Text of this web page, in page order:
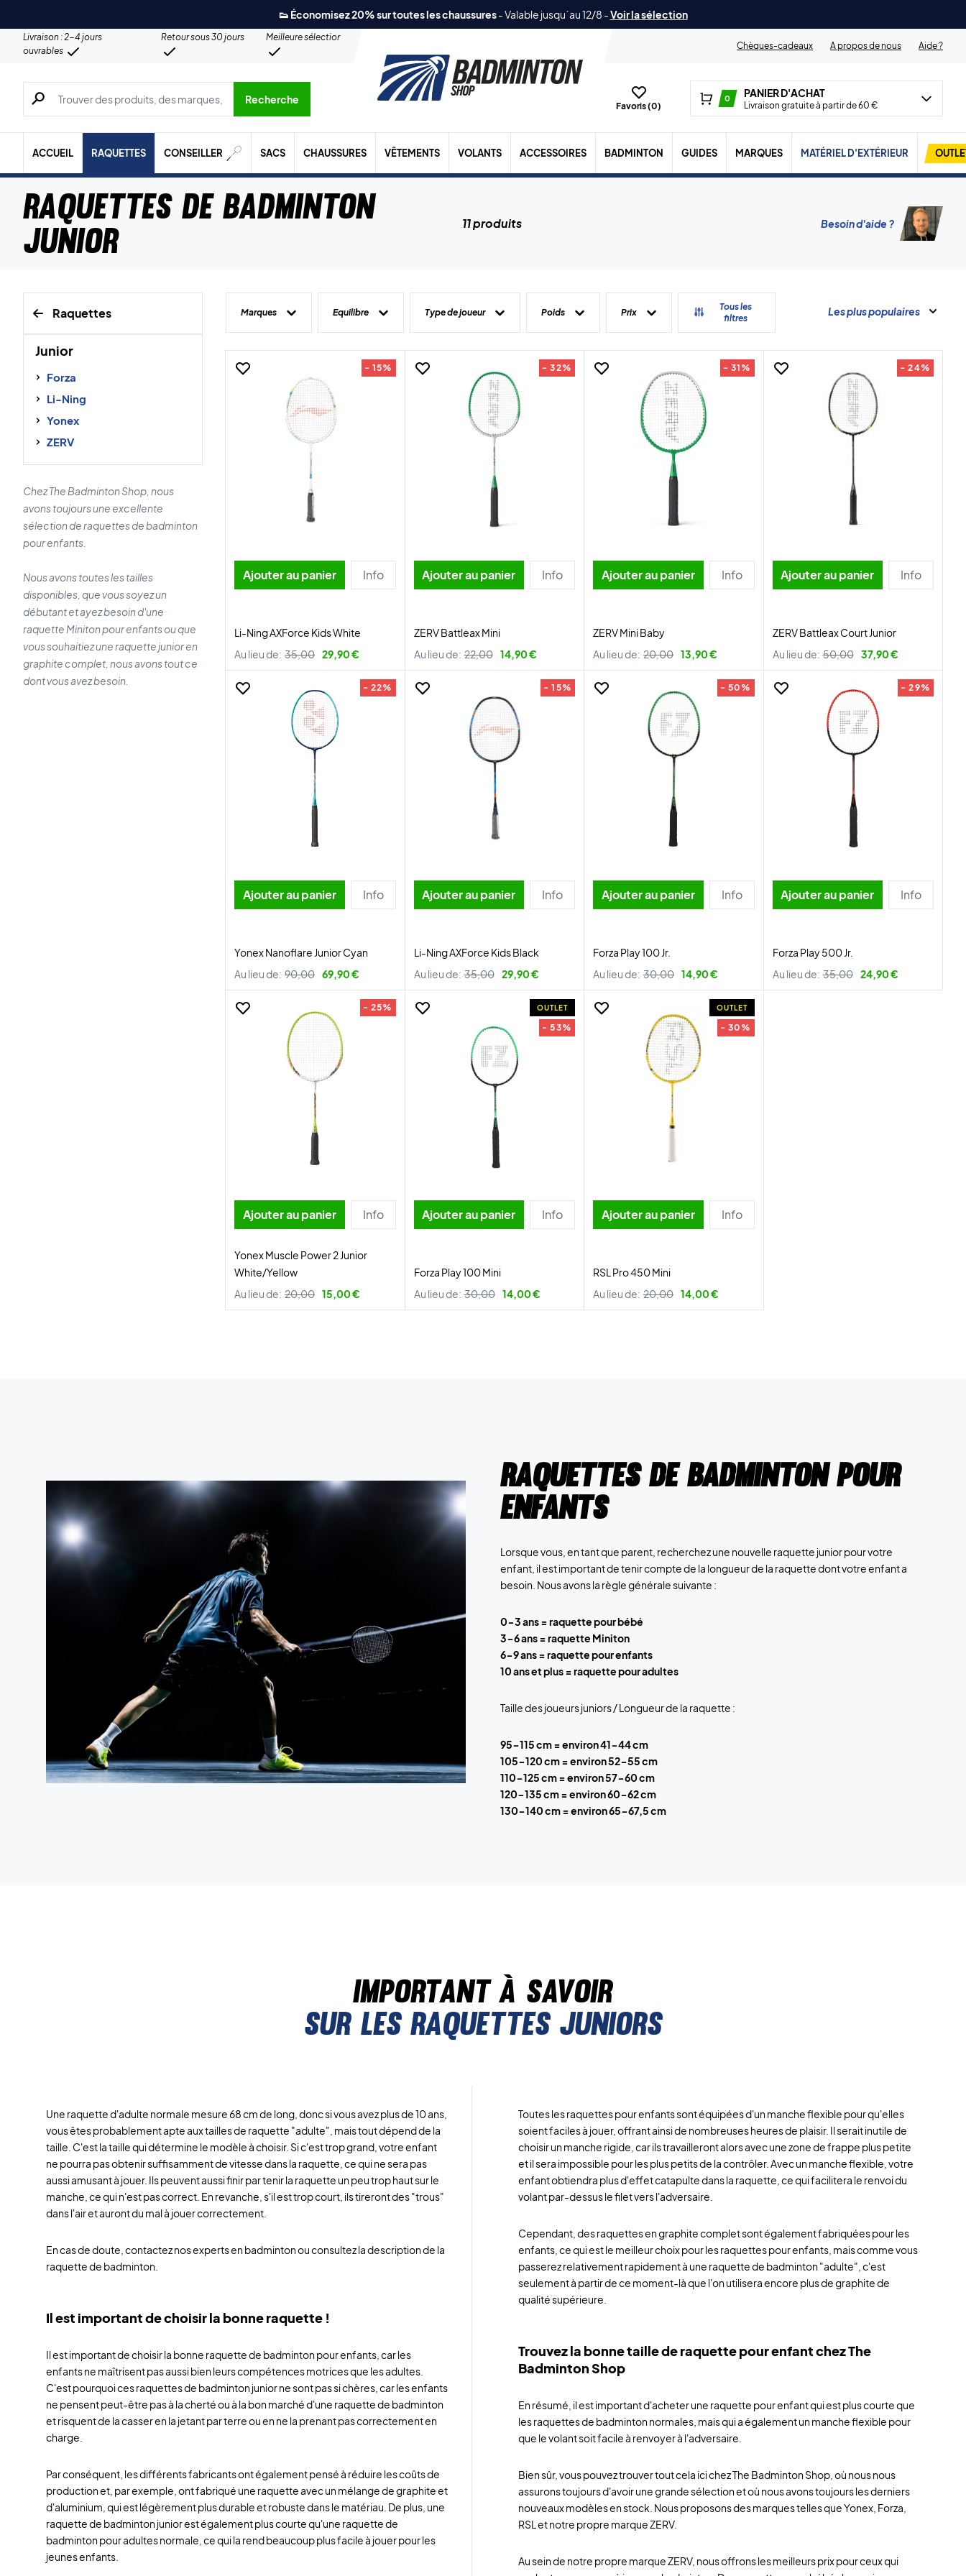
👟 Économisez 20% sur toutes les chaussures-Valable jusqu´au 12/8 -Voir la sélection
Livraison : 2-4 jours
ouvrables
Retour sous 30 jours
Meilleure sélection
Chèques-cadeaux
A propos de nous Aide ?
Recherche de produits, de marques, etc.
Recherche
Favoris (0)
0 PANIER D'ACHAT
Livraison gratuite à partir de 60 €
ACCUEIL RAQUETTES CONSEILLER SACS CHAUSSURES VÊTEMENTS VOLANTS ACCESSOIRES BADMINTON GUIDES MARQUES MATÉRIEL D'EXTÉRIEUR
Raquettes de badminton
junior
11 produits Besoin d'aide ?
Raquettes
Junior
Forza
Li-Ning
Yonex
ZERV
Chez The Badminton Shop, nous
avons toujours une excellente
sélection de raquettes de badminton
pour enfants.
Nous avons toutes les tailles
disponibles, que vous soyez un
débutant et ayez besoin d'une
raquette Miniton pour enfants ou que
vous souhaitiez une raquette junior en
graphite complet, nous avons tout ce
dont vous avez besoin.
Marques Equilibre Type de joueur Poids Prix
Tous les
filtres
Les plus populaires
- 15%
Ajouter au panier Info
Li-Ning AXForce Kids White
Au lieu de: 35,00 29,90 €
- 32%
Ajouter au panier Info
ZERV Battleax Mini
Au lieu de: 22,00 14,90 €
- 31%
Ajouter au panier Info
ZERV Mini Baby
Au lieu de: 20,00 13,90 €
- 24%
Ajouter au panier Info
ZERV Battleax Court Junior
Au lieu de: 50,00 37,90 €
- 22%
Ajouter au panier Info
Yonex Nanoflare Junior Cyan
Au lieu de: 90,00 69,90 €
- 15%
Ajouter au panier Info
Li-Ning AXForce Kids Black
Au lieu de: 35,00 29,90 €
- 50%
Ajouter au panier Info
Forza Play 100 Jr.
Au lieu de: 30,00 14,90 €
- 29%
Ajouter au panier Info
Forza Play 500 Jr.
Au lieu de: 35,00 24,90 €
- 25%
Ajouter au panier Info
Yonex Muscle Power 2 Junior
White/Yellow
Au lieu de: 20,00 15,00 €
OUTLET
- 53%
Ajouter au panier Info
Forza Play 100 Mini
Au lieu de: 30,00 14,00 €
OUTLET
- 30%
Ajouter au panier Info
RSL Pro 450 Mini
Au lieu de: 20,00 14,00 €
Raquettes de badminton pour
enfants
Lorsque vous, en tant que parent, recherchez une nouvelle raquette junior pour votre
enfant, il est important de tenir compte de la longueur de la raquette dont votre enfant a
besoin. Nous avons la règle générale suivante :
0-3 ans = raquette pour bébé
3-6 ans = raquette Miniton
6-9 ans = raquette pour enfants
10 ans et plus = raquette pour adultes
Taille des joueurs juniors / Longueur de la raquette :
95-115 cm = environ 41-44 cm
105-120 cm = environ 52-55 cm
110-125 cm = environ 57-60 cm
120-135 cm = environ 60-62 cm
130-140 cm = environ 65-67,5 cm
Important à savoir
sur les raquettes juniors
Une raquette d'adulte normale mesure 68 cm de long, donc si vous avez plus de 10 ans,
vous êtes probablement apte aux tailles de raquette "adulte", mais tout dépend de la
taille. C'est la taille qui détermine le modèle à choisir. Si c'est trop grand, votre enfant
ne pourra pas obtenir suffisamment de vitesse dans la raquette, ce qui ne sera pas
aussi amusant à jouer. Ils peuvent aussi finir par tenir la raquette un peu trop haut sur le
manche, ce qui n'est pas correct. En revanche, s'il est trop court, ils tireront des "trous"
dans l'air et auront du mal à jouer correctement.
En cas de doute, contactez nos experts en badminton ou consultez la description de la
raquette de badminton.
Il est important de choisir la bonne raquette !
Il est important de choisir la bonne raquette de badminton pour enfants, car les
enfants ne maîtrisent pas aussi bien leurs compétences motrices que les adultes.
C'est pourquoi ces raquettes de badminton junior ne sont pas si chères, car les enfants
ne pensent peut-être pas à la cherté ou à la bon marché d'une raquette de badminton
et risquent de la casser en la jetant par terre ou en ne la prenant pas correctement en
charge.
Par conséquent, les différents fabricants ont également pensé à réduire les coûts de
production et, par exemple, ont fabriqué une raquette avec un mélange de graphite et
d'aluminium, qui est légèrement plus durable et robuste dans le matériau. De plus, une
raquette de badminton junior est également plus courte qu'une raquette de
badminton pour adultes normale, ce qui la rend beaucoup plus facile à jouer pour les
jeunes enfants.
Toutes les raquettes pour enfants sont équipées d'un manche flexible pour qu'elles
soient faciles à jouer, offrant ainsi de nombreuses heures de plaisir. Il serait inutile de
choisir un manche rigide, car ils travailleront alors avec une zone de frappe plus petite
et il sera impossible pour les plus petits de la contrôler. Avec un manche flexible, votre
enfant obtiendra plus d'effet catapulte dans la raquette, ce qui facilitera le renvoi du
volant par-dessus le filet vers l'adversaire.
Cependant, des raquettes en graphite complet sont également fabriquées pour les
enfants, ce qui est le meilleur choix pour les raquettes pour enfants, mais comme vous
passerez relativement rapidement à une raquette de badminton "adulte", c'est
seulement à partir de ce moment-là que l'on utilisera encore plus de graphite de
qualité supérieure.
Trouvez la bonne taille de raquette pour enfant chez The
Badminton Shop
En résumé, il est important d'acheter une raquette pour enfant qui est plus courte que
les raquettes de badminton normales, mais qui a également un manche flexible pour
que le volant soit facile à renvoyer à l'adversaire.
Bien sûr, vous pouvez trouver tout cela ici chez The Badminton Shop, où nous nous
assurons toujours d'avoir une grande sélection et où nous avons toujours les derniers
nouveaux modèles en stock. Nous proposons des marques telles que Yonex, Forza,
RSL et notre propre marque ZERV.
Au sein de notre propre marque ZERV, nous offrons les meilleurs prix pour ceux qui